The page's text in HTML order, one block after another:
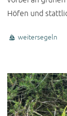
Höfen und
weitersegeln